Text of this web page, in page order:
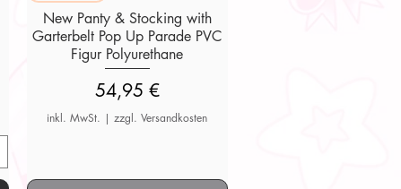
New Panty & Stocking with
Garterbelt Pop Up Parade PVC
Figur Polyurethane
Preis
54,95 €
inkl. MwSt. |zzgl. Versandkosten